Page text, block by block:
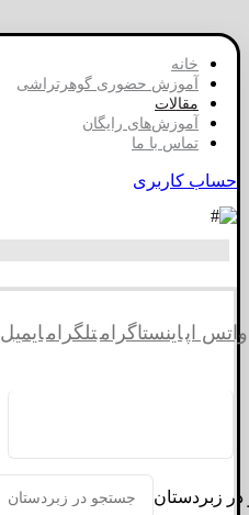
خانه
آموزش حضوری گوهرتراشی
مقالات
آموزش‌های رایگان
تماس با ما
حساب کاربری
واتس اپاینستاگرامتلگرامایمیل
زبردستان